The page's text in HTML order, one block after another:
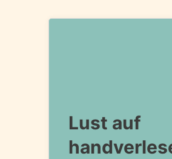
Lust auf